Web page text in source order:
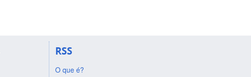
RSS
O que é?